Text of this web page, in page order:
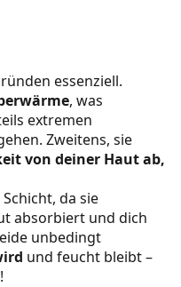
essenziell.
, was
extremen
Zweitens, sie
von deiner Haut ab,
da sie
absorbiert und dich
unbedingt
und feucht bleibt –